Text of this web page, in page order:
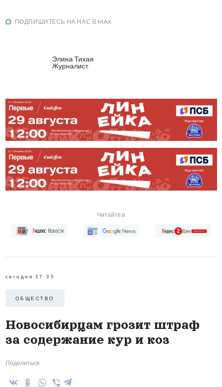
ПОДПИШИТЕСЬ НА НАС В MAX
Элина Тихая
Журналист
Читайте в
сегодня 17:35
ОБЩЕСТВО
Новосибирцам грозит штраф
за содержание кур и коз
Поделиться